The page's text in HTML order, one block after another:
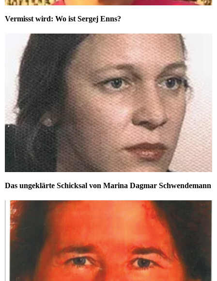
Vermisst wird: Wo ist Sergej Enns?
Das ungeklärte Schicksal von Marina Dagmar Schwendemann